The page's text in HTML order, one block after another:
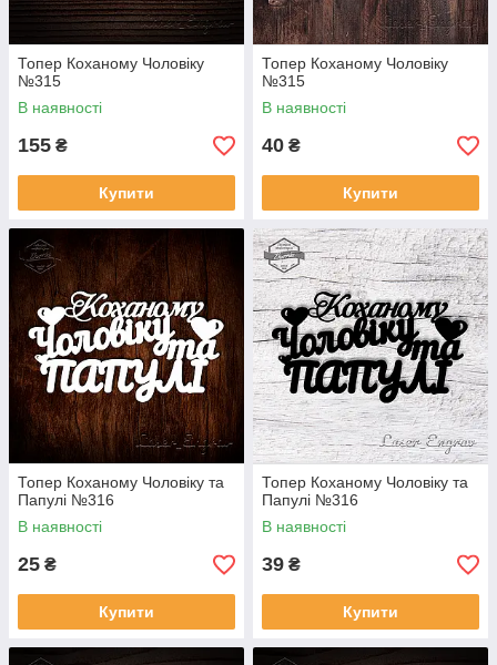
Топер Коханому Чоловіку
№315
В наявності
155 ₴
Купити
Топер Коханому Чоловіку
№315
В наявності
40 ₴
Купити
Топер Коханому Чоловіку та
Папулі №316
В наявності
25 ₴
Купити
Топер Коханому Чоловіку та
Папулі №316
В наявності
39 ₴
Купити